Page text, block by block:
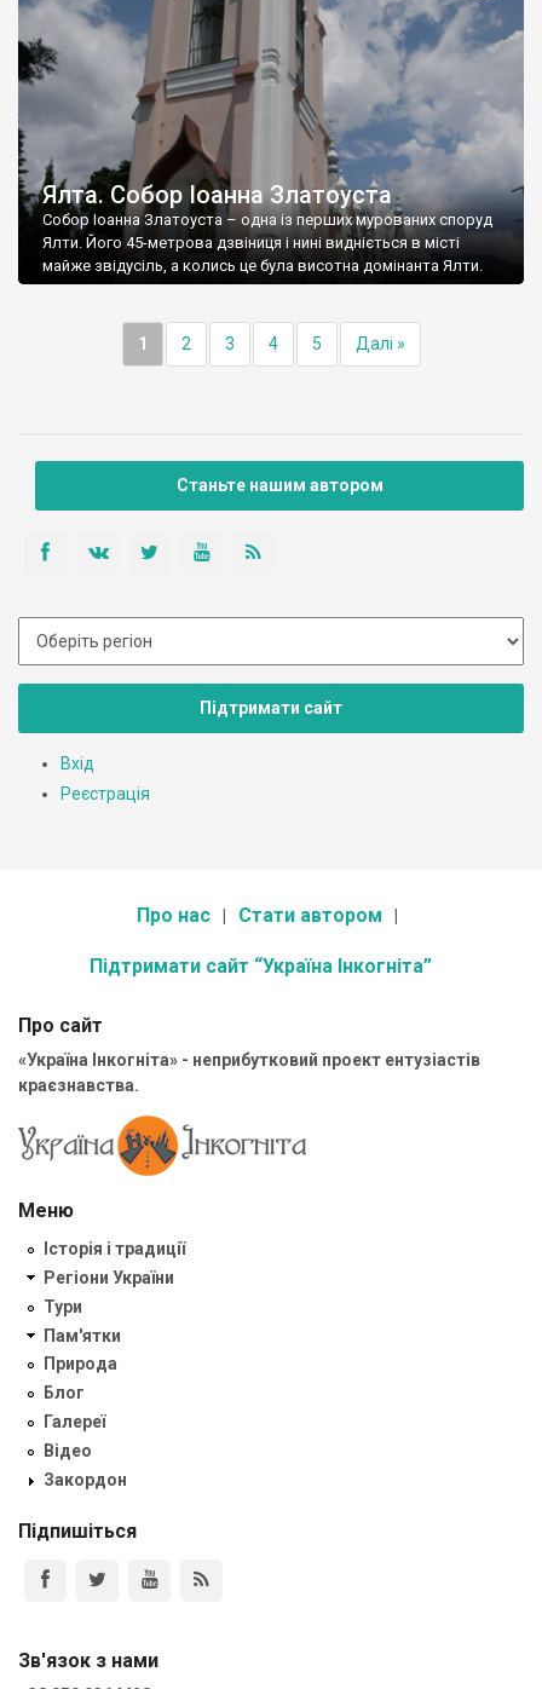
Ялта. Собор Іоанна Златоуста
Собор Іоанна Златоуста – одна із перших мурованих споруд
Ялти. Його 45-метрова дзвіниця і нині видніється в місті
майже звідусіль, а колись це була висотна домінанта Ялти.
1 2 3 4 5 Далі »
Станьте нашим автором
Підтримати сайт
Вхід
Реєстрація
Про нас Стати автором
Підтримати сайт “Україна Інкогніта”
Про сайт
«Україна Інкогніта» - неприбутковий проект ентузіастів
краєзнавства.
Меню
Історія і традиції
Регіони України
Тури
Пам'ятки
Природа
Блог
Галереї
Відео
Закордон
Підпишіться
Зв'язок з нами